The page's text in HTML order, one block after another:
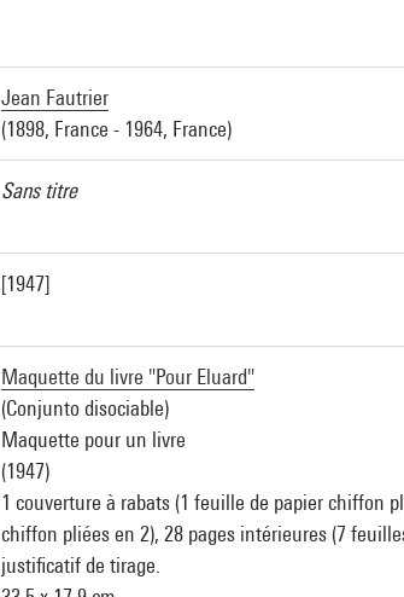
Jean Fautrier
(1898, France - 1964, France)
Sans titre
[1947]
Maquette du livre "Pour Eluard"
(Conjunto disociable)
Maquette pour un livre
(1947)
1 couverture à rabats (1 feuille de papier chiffon
chiffon pliées en 2), 28 pages intérieures (7
justificatif de tirage.